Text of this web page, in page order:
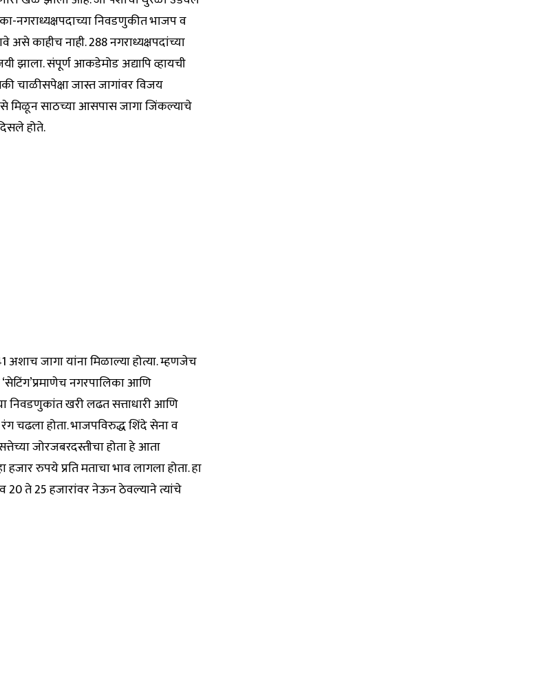
नगराध्यक्षपदाच्या निवडणुकीत भाजप व
असे काहीच नाही. 288 नगराध्यक्षपदांच्या
झाला. संपूर्ण आकडेमोड अद्यापि व्हायची
चाळीसपेक्षा जास्त जागांवर विजय
असे मिळून साठच्या आसपास जागा जिंकल्याचे
होते.
अशाच जागा यांना मिळाल्या होत्या. म्हणजेच
नगरपालिका आणि
निवडणुकांत खरी लढत सत्ताधारी आणि
रंग चढला होता. भाजपविरुद्ध शिंदे सेना व
जोरजबरदस्तीचा होता हे आता
रुपये प्रति मताचा भाव लागला होता. हा
20 ते 25 हजारांवर नेऊन ठेवल्याने त्यांचे